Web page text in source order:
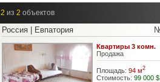
2 из 2 объектов
Россия | Евпатория
Квартиры 3 комн.
Продажа
Площадь: 94 м2
Стоимость: 99 000 $